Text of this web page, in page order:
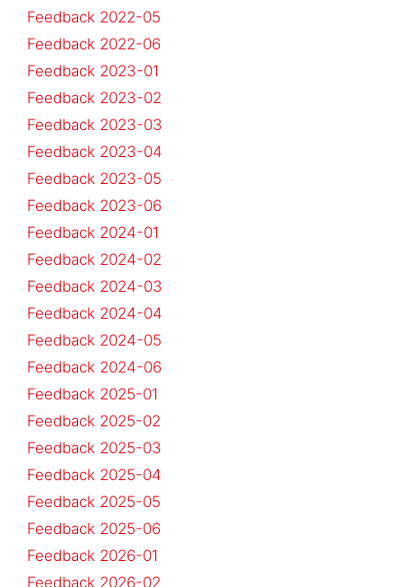
Feedback 2022-05
Feedback 2022-06
Feedback 2023-01
Feedback 2023-02
Feedback 2023-03
Feedback 2023-04
Feedback 2023-05
Feedback 2023-06
Feedback 2024-01
Feedback 2024-02
Feedback 2024-03
Feedback 2024-04
Feedback 2024-05
Feedback 2024-06
Feedback 2025-01
Feedback 2025-02
Feedback 2025-03
Feedback 2025-04
Feedback 2025-05
Feedback 2025-06
Feedback 2026-01
Feedback 2026-02